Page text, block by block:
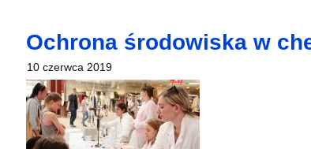
Ochrona środowiska w
10 czerwca 2019